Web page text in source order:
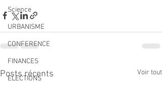
Science
URBANISME
CONFERENCE
FINANCES
ELECTIONS
Posts récents Voir tout